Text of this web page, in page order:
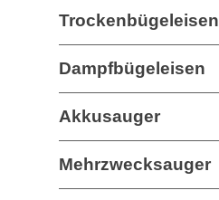
Trockenbügeleisen
Dampfbügeleisen
Akkusauger
Mehrzwecksauger